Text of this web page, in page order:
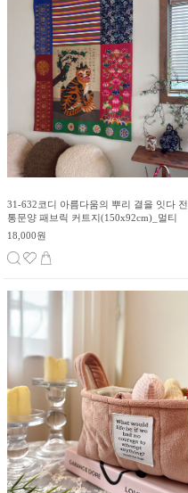
31-632코디 아름다움의 뿌리 결을 잇다 전
통문양 패브릭 커트지(150x92cm)_멀티
18,000원